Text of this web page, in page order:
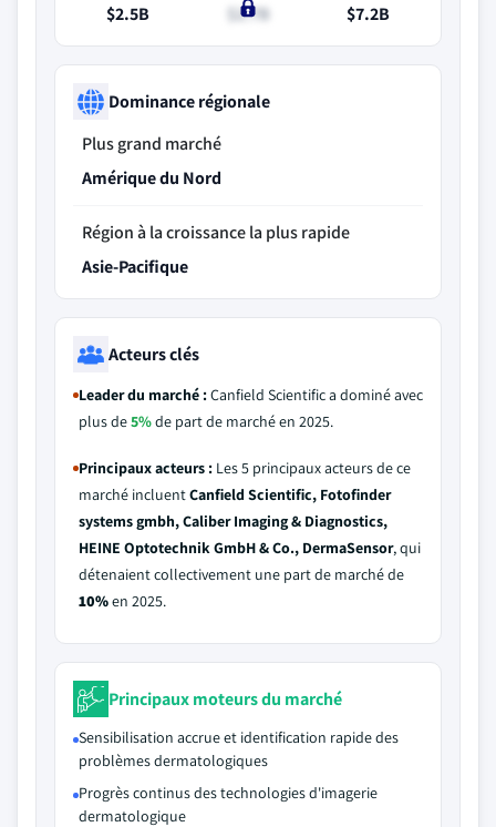
$2.5B
$2.7B
$7.2B
Dominance régionale
Plus grand marché
Amérique du Nord
Région à la croissance la plus rapide
Asie-Pacifique
Acteurs clés
Leader du marché :Canfield Scientific a dominé avec
plus de5%de part de marché en 2025.
Principaux acteurs : Les 5 principaux acteurs de ce
marché incluentCanfield Scientific, Fotofinder
systems gmbh, Caliber Imaging & Diagnostics,
HEINE Optotechnik GmbH & Co., DermaSensor, qui
détenaient collectivement une part de marché de
10%en 2025.
Principaux moteurs du marché
Sensibilisation accrue et identification rapide des
problèmes dermatologiques
Progrès continus des technologies d'imagerie
dermatologique